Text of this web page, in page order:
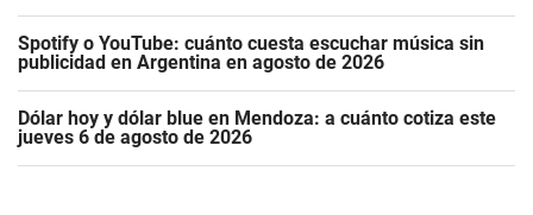
Spotify o YouTube: cuánto cuesta escuchar música sin
publicidad en Argentina en agosto de 2026
Dólar hoy y dólar blue en Mendoza: a cuánto cotiza este
jueves 6 de agosto de 2026